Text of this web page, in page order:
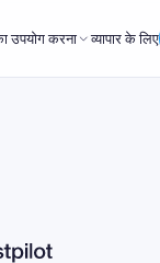
उपयोग करना व्यापार के लिए